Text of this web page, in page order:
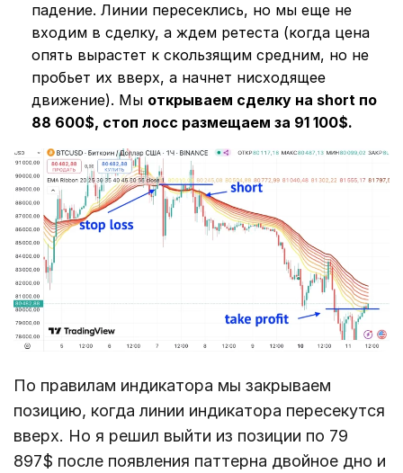
падение. Линии пересеклись, но мы еще не
входим в сделку, а ждем ретеста (когда цена
опять вырастет к скользящим средним, но не
пробьет их вверх, а начнет нисходящее
движение). Мы открываем сделку на short по
88 600$, стоп лосс размещаем за 91 100$.
По правилам индикатора мы закрываем
позицию, когда линии индикатора пересекутся
вверх. Но я решил выйти из позиции по 79
897$ после появления паттерна двойное дно и